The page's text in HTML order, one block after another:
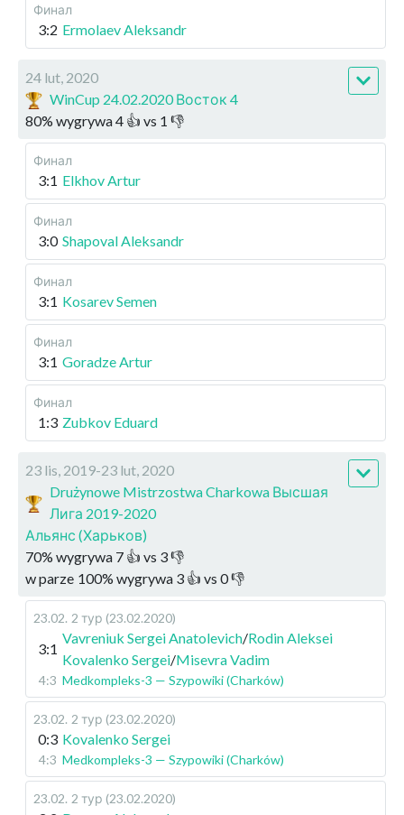
Финал
3:2 Ermolaev Aleksandr
24 lut, 2020
WinCup 24.02.2020 Восток 4
80% wygrywa4 👍 vs 1 👎
Финал
3:1 Elkhov Artur
Финал
3:0 Shapoval Aleksandr
Финал
3:1 Kosarev Semen
Финал
3:1 Goradze Artur
Финал
1:3 Zubkov Eduard
23 lis, 2019-23 lut, 2020
Drużynowe Mistrzostwa Charkowa Высшая
Лига 2019-2020
Альянс (Харьков)
70% wygrywa 7 👍 vs 3👎
w parze 100% wygrywa 3 👍 vs 0👎
23.02. 2 тур (23.02.2020)
3:1
Vavreniuk Sergei Anatolevich/Rodin Aleksei
Kovalenko Sergei/Misevra Vadim
4:3 Medkompleks-3 — Szypowiki (Charków)
23.02. 2 тур (23.02.2020)
0:3 Kovalenko Sergei
4:3 Medkompleks-3 — Szypowiki (Charków)
23.02. 2 тур (23.02.2020)